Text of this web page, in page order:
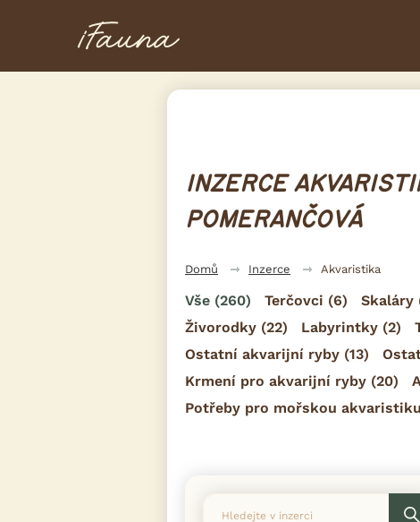
INZERCE
POMERANČOVÁ
Domů Inzerce Akvaristika
Vše (260) Terčovci (6) Skaláry
Živorodky (22) Labyrintky (2)
Ostatní akvarijní ryby (13)
Krmení pro akvarijní ryby (20)
Potřeby pro mořskou akvaristiku